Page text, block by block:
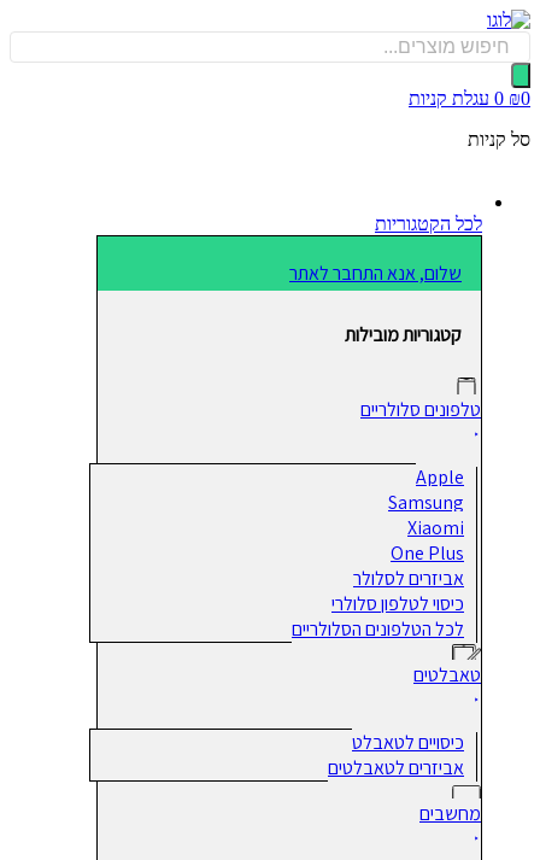
0 עגלת קניות
לכל הקטגוריות
שלום, אנא התחבר לאתר
קטגוריות מובילות
טלפונים סלולריים
Apple
Samsung
Xiaomi
One Plus
אביזרים לסלולר
כיסוי לטלפון סלולרי
לכל הטלפונים הסלולריים
טאבלטים
כיסויים לטאבלט
אביזרים לטאבלטים
מחשבים